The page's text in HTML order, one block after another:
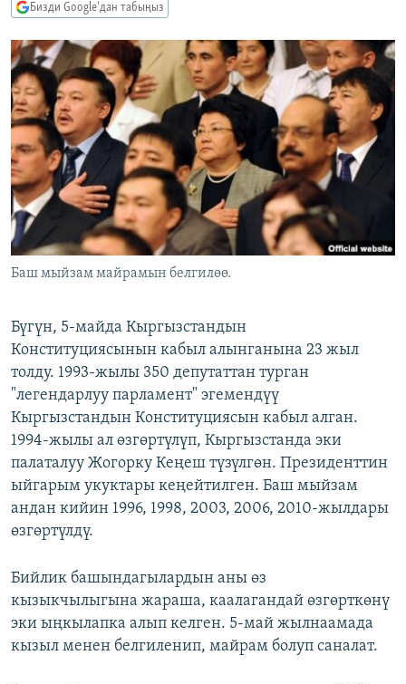
ЭКСПЕРТТЕР ТАЛДАЙТ
БИЗ ЖАНА ДҮЙНӨ
ДАНИСТЕ
ЭЖЕ-СИҢДИЛЕР
АЗАТТЫК+
ЫҢГАЙСЫЗ СУРООЛОР
ӨЗГӨЧӨ ПИКИР
Русский
ОНЛАЙН ШЕРИНЕ
ЭЕ/АРнун бардык сайттары
Бизди Google'дан табыңыз
Баш мыйзам майрамын белгилөө.
Бүгүн, 5-майда Кыргызстандын
Конституциясынын кабыл алынганына 23 жыл
толду. 1993-жылы 350 депутаттан турган
"легендарлуу парламент" эгемендүү
Кыргызстандын Конституциясын кабыл алган.
1994-жылы ал өзгөртүлүп, Кыргызстанда эки
палаталуу Жогорку Кеңеш түзүлгөн. Президенттин
ыйгарым укуктары кеңейтилген. Баш мыйзам
андан кийин 1996, 1998, 2003, 2006, 2010-жылдары
өзгөртүлдү.
Бийлик башындагылардын аны өз
кызыкчылыгына жараша, каалагандай өзгөрткөнү
эки ыңкылапка алып келген. 5-май жылнаамада
кызыл менен белгиленип, майрам болуп саналат.